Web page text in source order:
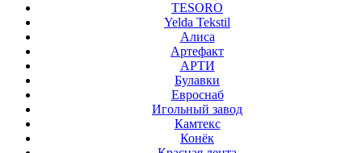
TESORO
Yelda Tekstil
Алиса
Артефакт
АРТИ
Булавки
Евроснаб
Игольный завод
Камтекс
Конёк